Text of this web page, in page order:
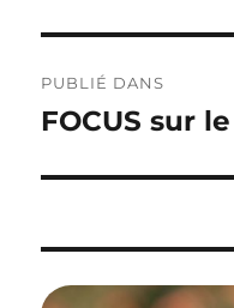
de
l’article
PUBLIÉ DANS
FOCUS sur